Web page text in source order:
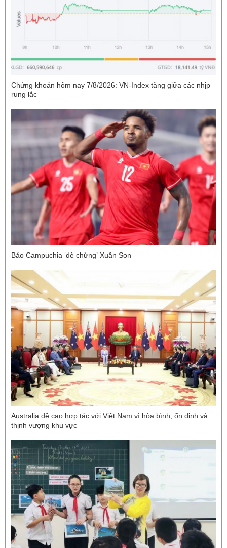
Chứng khoán hôm nay 7/8/2026: VN-Index tăng giữa các nhịp
rung lắc
Báo Campuchia ‘dè chừng’ Xuân Son
Australia đề cao hợp tác với Việt Nam vì hòa bình, ổn định và
thịnh vượng khu vực